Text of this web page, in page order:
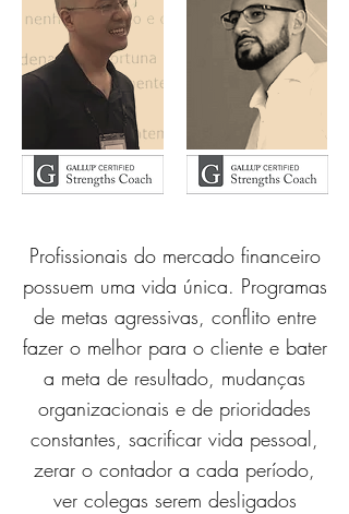
Profissionais do mercado financeiro
possuem uma vida única. Programas
de metas agressivas, conflito entre
fazer o melhor para o cliente e bater
a meta de resultado, mudanças
organizacionais e de prioridades
constantes, sacrificar vida pessoal,
zerar o contador a cada período,
ver colegas serem desligados